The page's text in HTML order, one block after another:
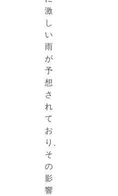
激
し
い
雨
が
予
想
さ
れ
て
お
り、
そ
の
影
響